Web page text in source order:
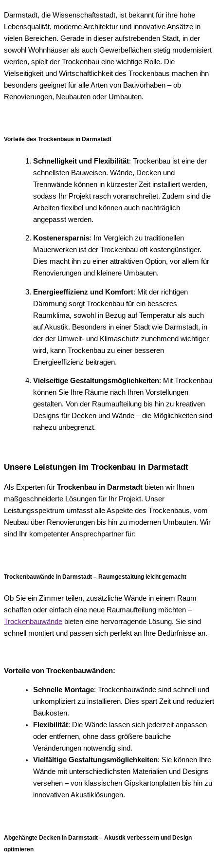
Darmstadt, die Wissenschaftsstadt, ist bekannt für ihre hohe
Lebensqualität, moderne Architektur und innovative Ansätze in
vielen Bereichen. Gerade in dieser aufstrebenden Stadt, in der
sowohl Wohnhäuser als auch Gewerbeflächen stetig modernisiert
werden, spielt der Trockenbau eine wichtige Rolle. Die
Vielseitigkeit und Wirtschaftlichkeit des Trockenbaus machen ihn
besonders geeignet für alle Arten von Bauvorhaben – ob
Renovierungen, Neubauten oder Umbauten.
Vorteile des Trockenbaus in Darmstadt
Schnelligkeit und Flexibilität: Trockenbau ist eine der
schnellsten Bauweisen. Wände, Decken und
Trennwände können in kürzester Zeit installiert werden,
sodass Ihr Projekt rasch voranschreitet. Zudem sind die
Arbeiten flexibel und können auch nachträglich
angepasst werden.
Kostenersparnis: Im Vergleich zu traditionellen
Mauerwerken ist der Trockenbau oft kostengünstiger.
Dies macht ihn zu einer attraktiven Option, vor allem für
Renovierungen und kleinere Umbauten.
Energieeffizienz und Komfort: Mit der richtigen
Dämmung sorgt Trockenbau für ein besseres
Raumklima, sowohl in Bezug auf Temperatur als auch
auf Akustik. Besonders in einer Stadt wie Darmstadt, in
der der Umwelt- und Klimaschutz zunehmend wichtiger
wird, kann Trockenbau zu einer besseren
Energieeffizienz beitragen.
Vielseitige Gestaltungsmöglichkeiten: Mit Trockenbau
können Sie Ihre Räume nach Ihren Vorstellungen
gestalten. Von der Raumaufteilung bis hin zu kreativen
Designs für Decken und Wände – die Möglichkeiten sind
nahezu unbegrenzt.
Unsere Leistungen im Trockenbau in Darmstadt
Als Experten für Trockenbau in Darmstadt bieten wir Ihnen
maßgeschneiderte Lösungen für Ihr Projekt. Unser
Leistungsspektrum umfasst alle Aspekte des Trockenbaus, vom
Neubau über Renovierungen bis hin zu modernen Umbauten. Wir
sind Ihr kompetenter Ansprechpartner für:
Trockenbauwände in Darmstadt – Raumgestaltung leicht gemacht
Ob Sie ein Zimmer teilen, zusätzliche Wände in einem Raum
schaffen oder einfach eine neue Raumaufteilung möchten –
Trockenbauwände bieten eine hervorragende Lösung. Sie sind
schnell montiert und passen sich perfekt an Ihre Bedürfnisse an.
Vorteile von Trockenbauwänden:
Schnelle Montage: Trockenbauwände sind schnell und
unkompliziert zu installieren. Dies spart Zeit und reduziert
Baukosten.
Flexibilität: Die Wände lassen sich jederzeit anpassen
oder entfernen, ohne dass größere bauliche
Veränderungen notwendig sind.
Vielfältige Gestaltungsmöglichkeiten: Sie können Ihre
Wände mit unterschiedlichsten Materialien und Designs
versehen – von klassischen Gipskartonplatten bis hin zu
innovativen Akustiklösungen.
Abgehängte Decken in Darmstadt – Akustik verbessern und Design
optimieren